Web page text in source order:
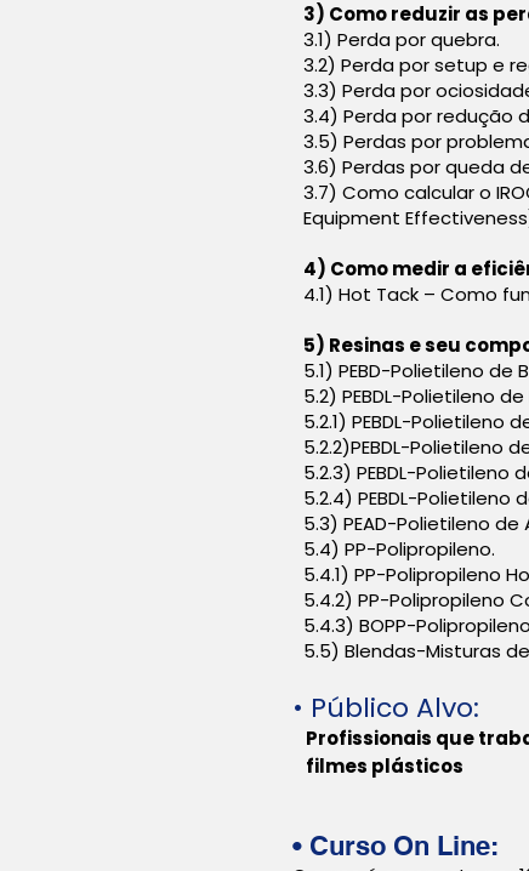
3) Como reduzir as
3.1) Perda por quebra.
3.2) Perda por setup e
3.3) Perda por
3.4) Perda por redução
3.5) Perdas por
3.6) Perdas por queda
3.7) Como calcular o
Equipment
4) Como medir a
4.1) Hot Tack – Como
5) Resinas e seu
5.1) PEBD-Polietileno de
5.2) PEBDL-Polietileno
5.2.1) PEBDL-Polietileno
5.2.2)PEBDL-Polietileno
5.2.3) PEBDL-Polietileno
5.2.4) PEBDL-Polietileno
5.3) PEAD-Polietileno de
5.4) PP-Polipropileno.
5.4.1) PP-Polipropileno
5.4.2) PP-Polipropileno
5.4.3) BOPP-
5.5) Blendas-Misturas
• Público Alvo:
Profissionais que
filmes plásticos
• Curso On Line: